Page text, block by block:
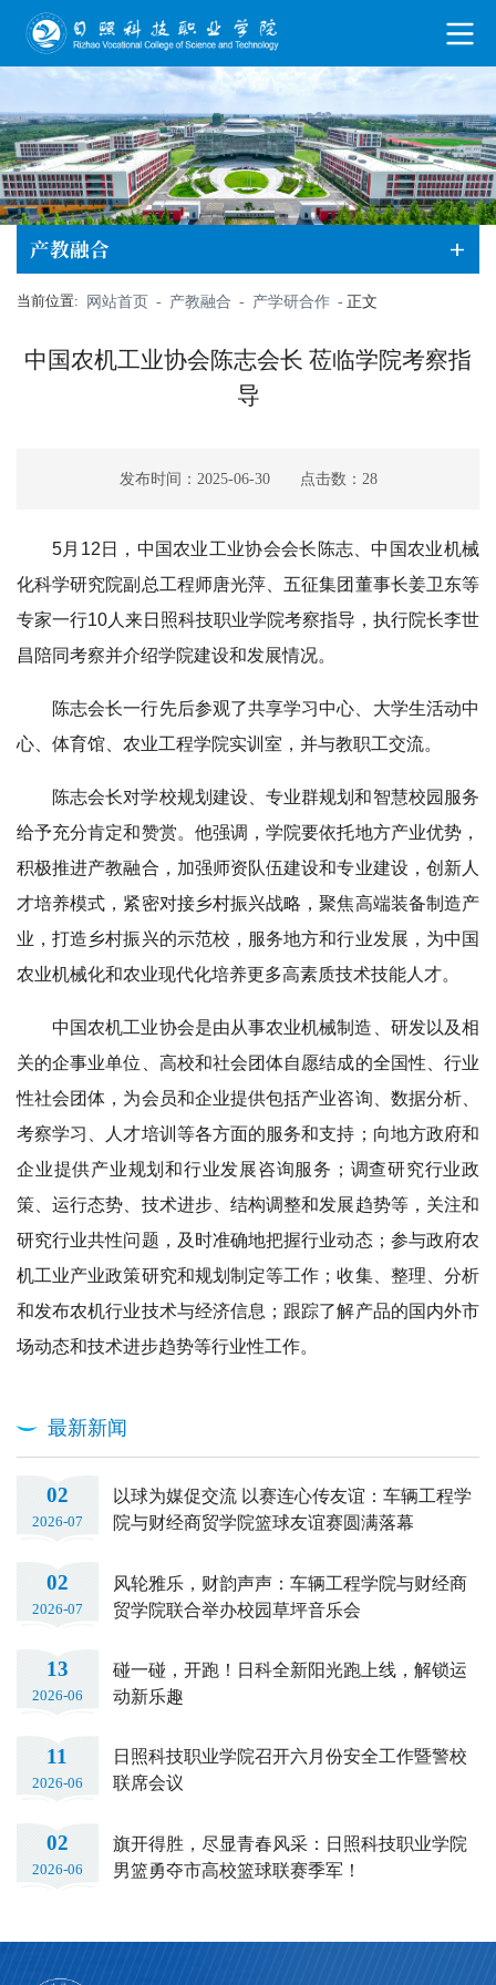
产教融合
当前位置: 网站首页 - 产教融合 - 产学研合作 - 正文
中国农机工业协会陈志会长 莅临学院考察指
导
发布时间：2025-06-30 点击数： 28
5月12日，中国农业工业协会会长陈志、中国农业机械
化科学研究院副总工程师唐光萍、五征集团董事长姜卫东等
专家一行10人来日照科技职业学院考察指导，执行院长李世
昌陪同考察并介绍学院建设和发展情况。
陈志会长一行先后参观了共享学习中心、大学生活动中
心、体育馆、农业工程学院实训室，并与教职工交流。
陈志会长对学校规划建设、专业群规划和智慧校园服务
给予充分肯定和赞赏。他强调，学院要依托地方产业优势，
积极推进产教融合，加强师资队伍建设和专业建设，创新人
才培养模式，紧密对接乡村振兴战略，聚焦高端装备制造产
业，打造乡村振兴的示范校，服务地方和行业发展，为中国
农业机械化和农业现代化培养更多高素质技术技能人才。
中国农机工业协会是由从事农业机械制造、研发以及相
关的企事业单位、高校和社会团体自愿结成的全国性、行业
性社会团体，为会员和企业提供包括产业咨询、数据分析、
考察学习、人才培训等各方面的服务和支持；向地方政府和
企业提供产业规划和行业发展咨询服务；调查研究行业政
策、运行态势、技术进步、结构调整和发展趋势等，关注和
研究行业共性问题，及时准确地把握行业动态；参与政府农
机工业产业政策研究和规划制定等工作；收集、整理、分析
和发布农机行业技术与经济信息；跟踪了解产品的国内外市
场动态和技术进步趋势等行业性工作。
最新新闻
02
2026-07
以球为媒促交流 以赛连心传友谊：车辆工程学
院与财经商贸学院篮球友谊赛圆满落幕
02
2026-07
风轮雅乐，财韵声声：车辆工程学院与财经商
贸学院联合举办校园草坪音乐会
13
2026-06
碰一碰，开跑！日科全新阳光跑上线，解锁运
动新乐趣
11
2026-06
日照科技职业学院召开六月份安全工作暨警校
联席会议
02
2026-06
旗开得胜，尽显青春风采：日照科技职业学院
男篮勇夺市高校篮球联赛季军！